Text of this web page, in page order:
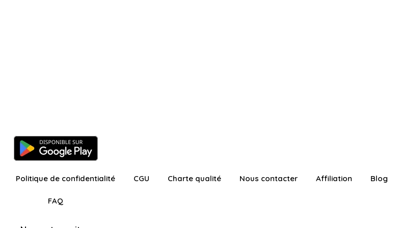
Politique de confidentialité CGU Charte qualité Nous contacter Affiliation Blog
FAQ